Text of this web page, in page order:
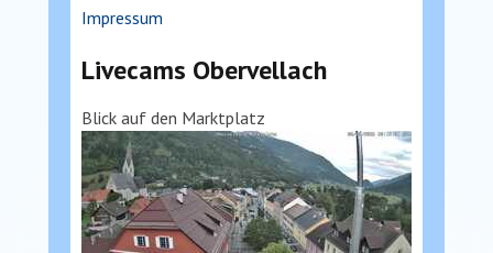
Impressum
Livecams Obervellach
Blick auf den Marktplatz